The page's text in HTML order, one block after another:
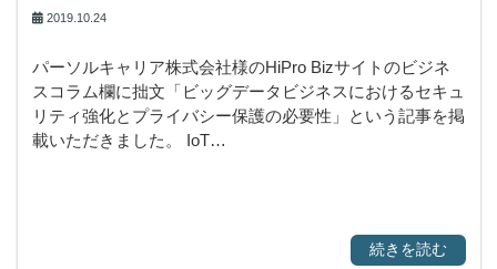
2019.10.24
パーソルキャリア株式会社様のHiPro Bizサイトのビジネ
スコラム欄に拙文「ビッグデータビジネスにおけるセキュ
リティ強化とプライバシー保護の必要性」という記事を掲
載いただきました。 IoT…
続きを読む